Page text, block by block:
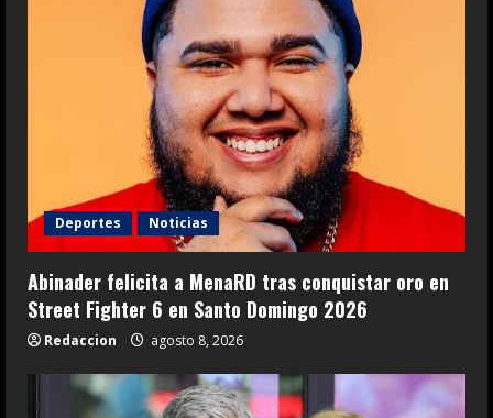
Deportes Noticias
Abinader felicita a MenaRD tras conquistar oro en
Street Fighter 6 en Santo Domingo 2026
Redaccion agosto 8, 2026